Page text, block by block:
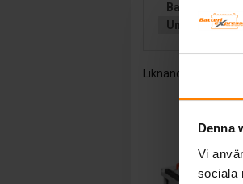
Denna
Vi
sociala
Batterityp:
Liknande